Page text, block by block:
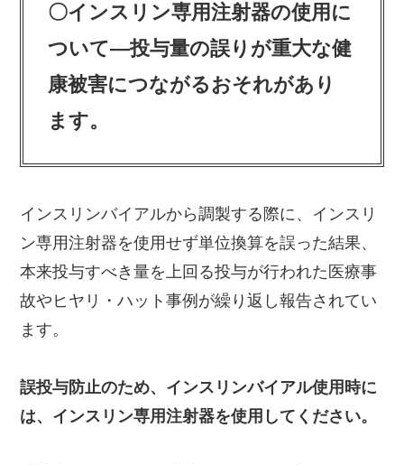
〇インスリン専用注射器の使用に
ついて―投与量の誤りが重大な健
康被害につながるおそれがあり
ます。
インスリンバイアルから調製する際に、インスリ
ン専用注射器を使用せず単位換算を誤った結果、
本来投与すべき量を上回る投与が行われた医療事
故やヒヤリ・ハット事例が繰り返し報告されてい
ます。
誤投与防止のため、インスリンバイアル使用時に
は、インスリン専用注射器を使用してください。